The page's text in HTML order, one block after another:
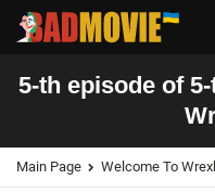
5-th episode of
Main Page Welcome To